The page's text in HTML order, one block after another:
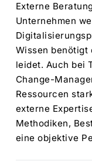
Externe
Unternehmen
Wissen benötigt
leidet. Auch bei
Change-
Ressourcen
externe
Methodiken,
eine objektive